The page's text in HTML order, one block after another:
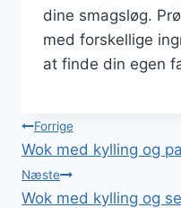
dine smagsløg.
med forskellige
at finde din egen
Forrige
Wok med kylling og
Næste
Wok med kylling og